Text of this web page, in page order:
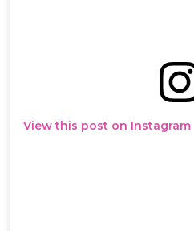
View this post on Instagram